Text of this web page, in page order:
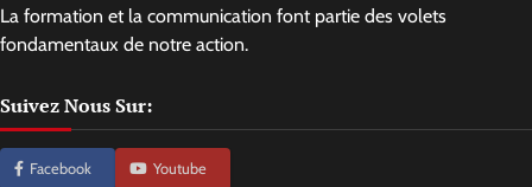
La formation et la communication font partie des volets
fondamentaux de notre action.
Suivez Nous Sur:
Facebook Youtube